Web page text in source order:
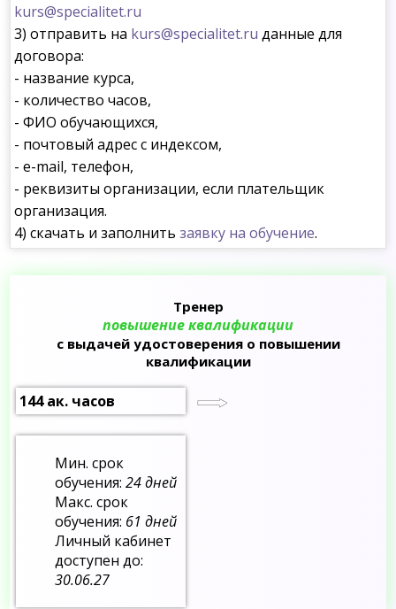
kurs@specialitet.ru
3) отправить на kurs@specialitet.ru данные для
договора:
- название курса,
- количество часов,
- ФИО обучающихся,
- почтовый адрес с индексом,
- e-mail, телефон,
- реквизиты организации, если плательщик
организация.
4) скачать и заполнитьзаявку на обучение.
Тренер
повышение квалификации
с выдачей удостоверения о повышении
квалификации
144 ак. часов
Мин. срок
обучения:24 дней
Макс. срок
обучения: 61 дней
Личный кабинет
доступен до:
30.06.27